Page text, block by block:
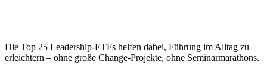
Die Top 25 Leadership-ETFs helfen dabei, Führung im Alltag zu
erleichtern – ohne große Change-Projekte, ohne Seminarmarathons.